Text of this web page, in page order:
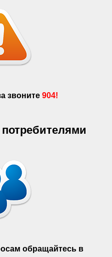
звоните 904!
обращайтесь в